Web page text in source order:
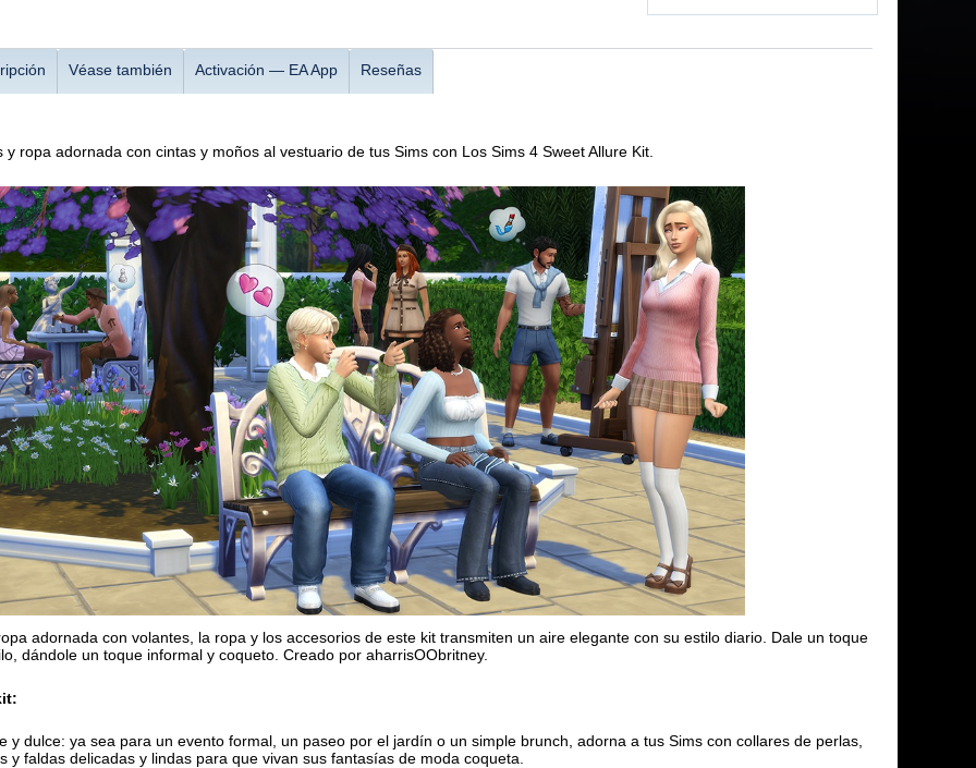
Véase también Activación — EA App Reseñas
ropa adornada con cintas y moños al vestuario de tus Sims con Los Sims 4 Sweet Allure Kit.
adornada con volantes, la ropa y los accesorios de este kit transmiten un aire elegante con su estilo diario. Dale un toque
dándole un toque informal y coqueto. Creado por aharrisOObritney.
y dulce: ya sea para un evento formal, un paseo por el jardín o un simple brunch, adorna a tus Sims con collares de perlas,
y faldas delicadas y lindas para que vivan sus fantasías de moda coqueta.